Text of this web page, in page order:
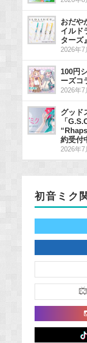
おだや
イルド
ターズ
2026年7
100円
ーズコ
2026年7
グッド
「
約受付
2026年7
初音ミク